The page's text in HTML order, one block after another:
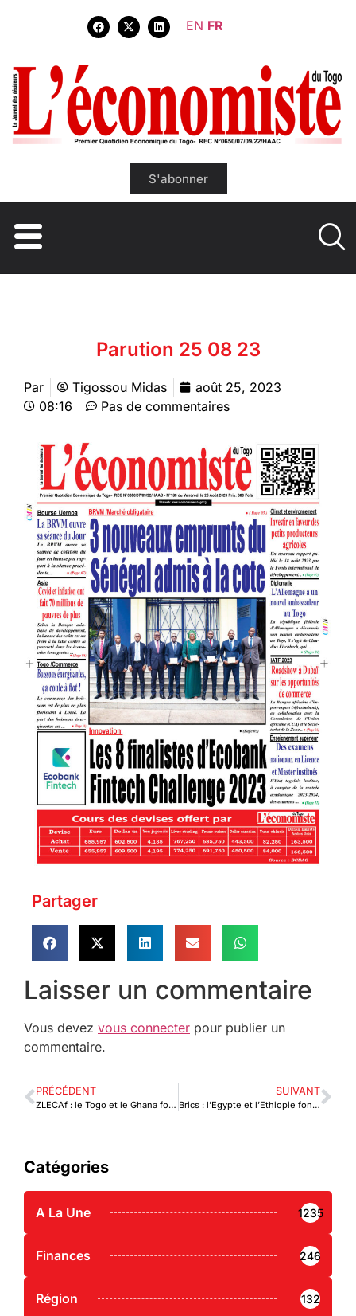
EN FR
S'abonner
Parution 25 08 23
Par Tigossou Midas
août 25, 2023
08:16
Pas de commentaires
Partager
Laisser un commentaire
Vous devez vous connecter pour publier un
commentaire.
PRÉCÉDENT
ZLECAf : le Togo et le Ghana font front commun
SUIVANT
Brics : l’Egypte et l’Ethiopie font leur entrée
Catégories
A La Une 1235
Finances 246
Région 132